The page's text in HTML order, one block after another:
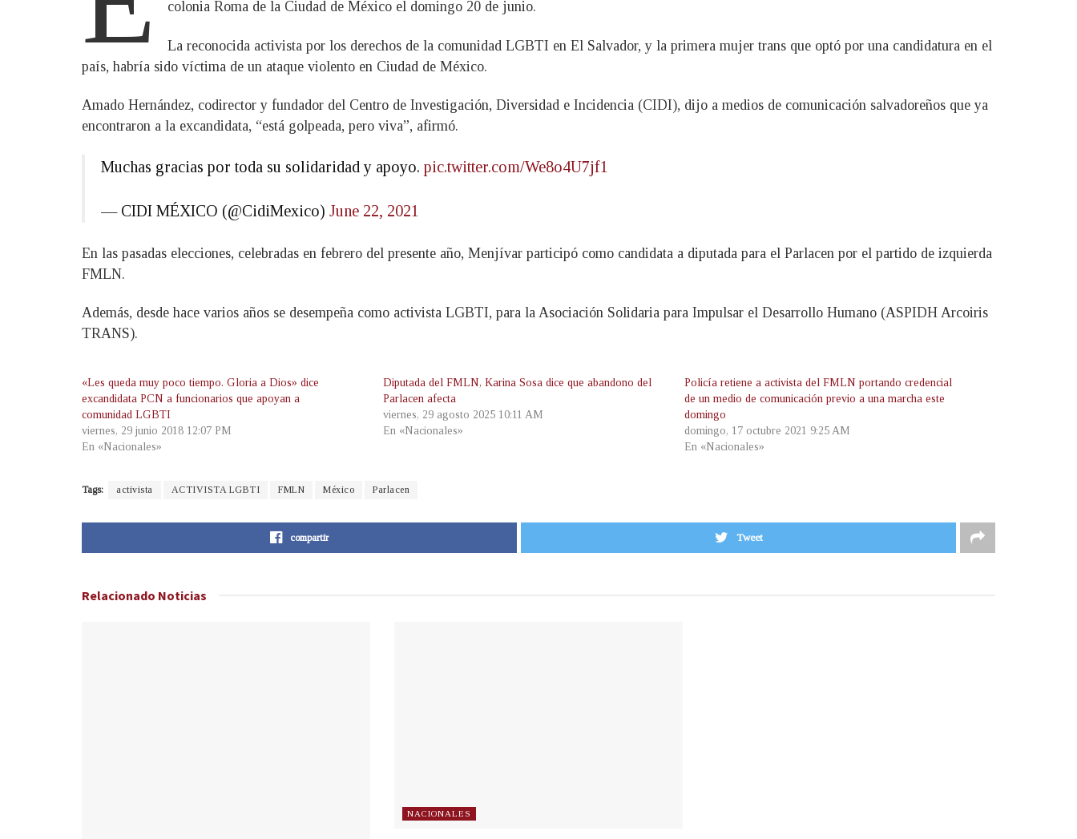
colonia Roma de la Ciudad de México el domingo 20 de junio.
La reconocida activista por los derechos de la comunidad LGBTI en El Salvador, y la primera mujer trans que optó por una candidatura en el
país, habría sido víctima de un ataque violento en Ciudad de México.
Amado Hernández, codirector y fundador del Centro de Investigación, Diversidad e Incidencia (CIDI), dijo a medios de comunicación salvadoreños que ya
encontraron a la excandidata, “está golpeada, pero viva”, afirmó.
Muchas gracias por toda su solidaridad y apoyo. pic.twitter.com/We8o4U7jf1
— CIDI MÉXICO (@CidiMexico) June 22, 2021
En las pasadas elecciones, celebradas en febrero del presente año, Menjívar participó como candidata a diputada para el Parlacen por el partido de izquierda
FMLN.
Además, desde hace varios años se desempeña como activista LGBTI, para la Asociación Solidaria para Impulsar el Desarrollo Humano (ASPIDH Arcoiris
TRANS).
«Les queda muy poco tiempo. Gloria a Dios» dice
excandidata PCN a funcionarios que apoyan a
comunidad LGBTI
viernes, 29 junio 2018 12:07 PM
En «Nacionales»
Diputada del FMLN, Karina Sosa dice que abandono del
Parlacen afecta
viernes, 29 agosto 2025 10:11 AM
En «Nacionales»
Policía retiene a activista del FMLN portando credencial
de un medio de comunicación previo a una marcha este
domingo
domingo, 17 octubre 2021 9:25 AM
En «Nacionales»
Tags: activista ACTIVISTA LGBTI FMLN México Parlacen
compartir Tweet
Relacionado Noticias
NACIONALES